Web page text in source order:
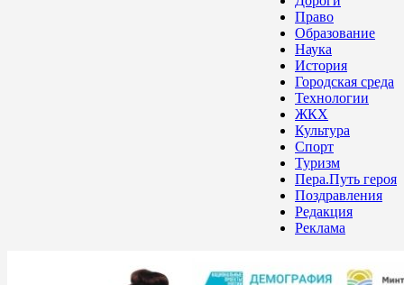
Право
Образование
Наука
История
Городская среда
Технологии
ЖКХ
Культура
Спорт
Туризм
Пера.Путь героя
Поздравления
Редакция
Реклама